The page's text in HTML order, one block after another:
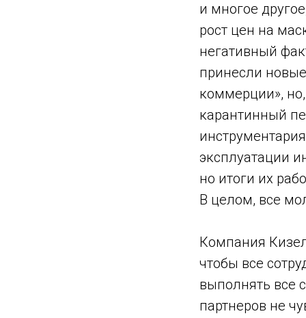
и многое
рост цен на
негативный
принесли
коммерции»,
карантинный
эксплуатации
но итоги их
В целом, все
Компания
чтобы все
выполнять все
партнеров не